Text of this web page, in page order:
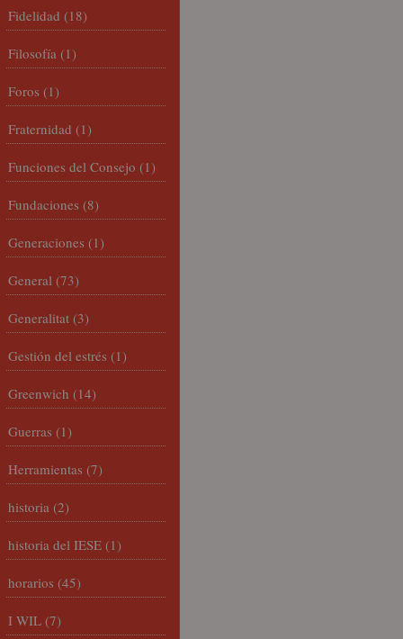
Fidelidad (18)
Filosofía (1)
Foros (1)
Fraternidad (1)
Funciones del Consejo (1)
Fundaciones (8)
Generaciones (1)
General (73)
Generalitat (3)
Gestión del estrés (1)
Greenwich (14)
Guerras (1)
Herramientas (7)
historia (2)
historia del IESE (1)
horarios (45)
I WIL (7)